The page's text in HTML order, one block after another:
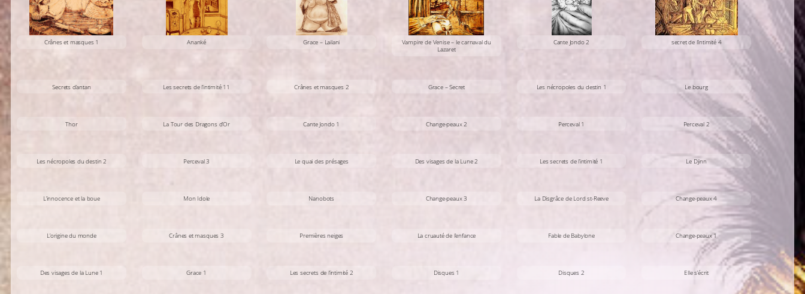
Crânes et masques 1 Ananké Grace – Lailani
Vampire de Venise – le carnaval du
Lazaret
Cante Jondo 2 secret de l’intimité 4
Secrets d’antan Les secrets de l’intimité 11 Crânes et masques 2 Grace – Secret Les nécropoles du destin 1 Le bourg
Thor La Tour des Dragons d’Or Cante Jondo 1 Change-peaux 2 Perceval 1 Perceval 2
Les nécropoles du destin 2 Perceval 3 Le quai des présages Des visages de la Lune 2 Les secrets de l’intimité 1 Le Djinn
L’innocence et la boue Mon Idole Nanobots Change-peaux 3 La Disgrâce de Lord st-Reeve Change-peaux 4
L’origine du monde Crânes et masques 3 Premières neiges La cruauté de l’enfance Fable de Babylone Change-peaux 1
Des visages de la Lune 1 Grace 1 Les secrets de l’intimité 2 Disques 1 Disques 2 Elle s’écrit